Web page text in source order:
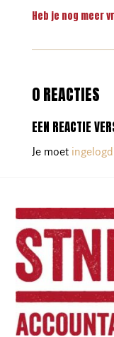
Heb je nog meer
0 REACTIES
EEN REACTIE
Je moet